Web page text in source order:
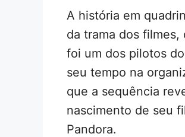
A história em
da trama dos
foi um dos pilotos
seu tempo na
que a sequência
nascimento de seu
Pandora.